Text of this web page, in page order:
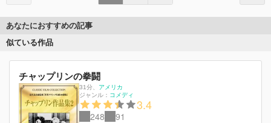
あなたにおすすめの記事
似ている作品
チャップリンの拳闘
31分
アメリカ
ジャンル： コメディ
3.4
248 91